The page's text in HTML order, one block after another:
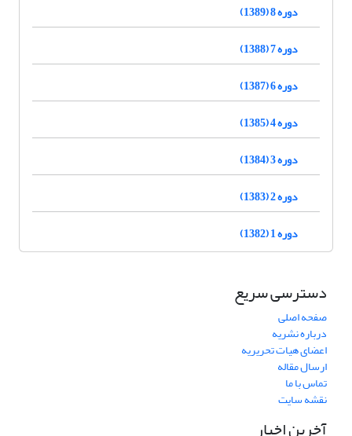
دوره 8 (1389)
دوره 7 (1388)
دوره 6 (1387)
دوره 4 (1385)
دوره 3 (1384)
دوره 2 (1383)
دوره 1 (1382)
دسترسی سریع
صفحه اصلی
درباره نشریه
اعضای هیات تحریریه
ارسال مقاله
تماس با ما
نقشه سایت
آخرین اخبار